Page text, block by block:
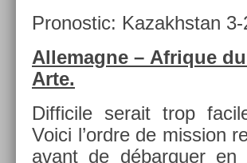
Pro­nos­tic: Kazakhstan 3-
Al­lemag­ne – Af­rique
Arte.
Dif­ficile serait trop
Voici l’ordre de mis­s­ion
avant de débar­qu­er